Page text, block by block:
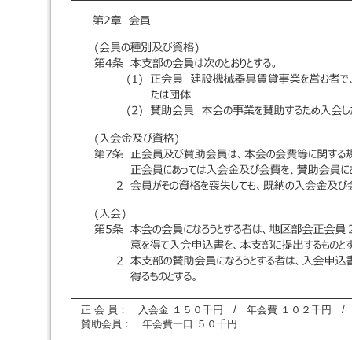
正 会 員： 入会金 １５０千円 / 年会費 １０２千円 /
賛助会員： 年会費一口 ５０千円